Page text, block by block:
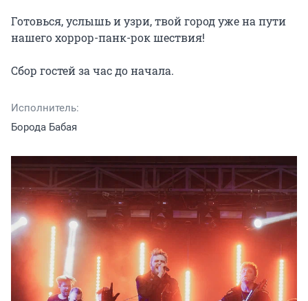
Готовься, услышь и узри, твой город уже на пути
нашего хоррор-панк-рок шествия!
Сбор гостей за час до начала.
Исполнитель:
Борода Бабая